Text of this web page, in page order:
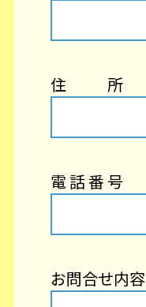
住 所
電 話 番 号
お問合せ内容